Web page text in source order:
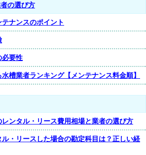
の選び方
ナンスのポイント
必要性
槽業者ランキング【メンテナンス料金順】
ンタル・リース費用相場と業者の選び方
・リースした場合の勘定科目は？正しい経